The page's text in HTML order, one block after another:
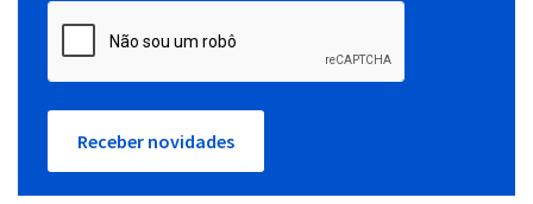
Receber novidades